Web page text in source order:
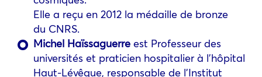
Elle a reçu en 2012 la médaille de bronze
du CNRS.
Michel Haïssaguerre est Professeur des
universités et praticien hospitalier à l’hôpital
Haut-Lévêque, responsable de l’Institut